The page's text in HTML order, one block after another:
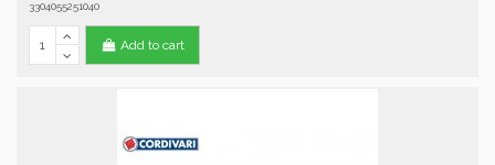
3304055251040
Add to cart